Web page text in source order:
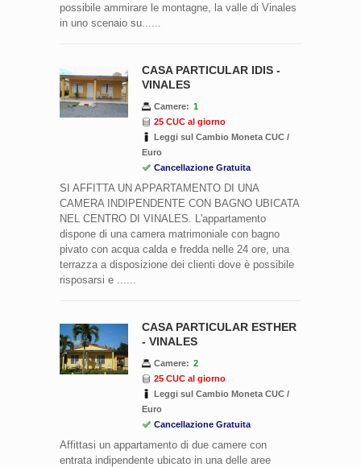
possibile ammirare le montagne, la valle di Vinales
in uno scenaio su......
CASA PARTICULAR IDIS -
VINALES
Camere: 1
25 CUC al giorno
Leggi sul Cambio Moneta CUC /
Euro
Cancellazione Gratuita
SI AFFITTA UN APPARTAMENTO DI UNA
CAMERA INDIPENDENTE CON BAGNO UBICATA
NEL CENTRO DI VINALES. L'appartamento
dispone di una camera matrimoniale con bagno
pivato con acqua calda e fredda nelle 24 ore, una
terrazza a disposizione dei clienti dove è possibile
risposarsi e ......
CASA PARTICULAR ESTHER
- VINALES
Camere: 2
25 CUC al giorno
Leggi sul Cambio Moneta CUC /
Euro
Cancellazione Gratuita
Affittasi un appartamento di due camere con
entrata indipendente ubicato in una delle aree